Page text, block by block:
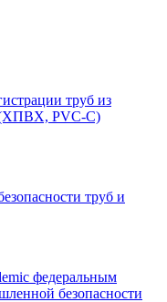
труб из
(ХПВХ, PVC-C)
труб и
федеральным
безопасности